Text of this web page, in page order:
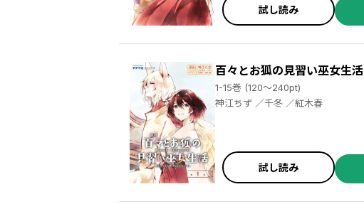
試し読み
百々とお狐の見習い巫女生活
1-15巻 (120～240pt)
神江ちず ／千冬 ／紅木春
試し読み